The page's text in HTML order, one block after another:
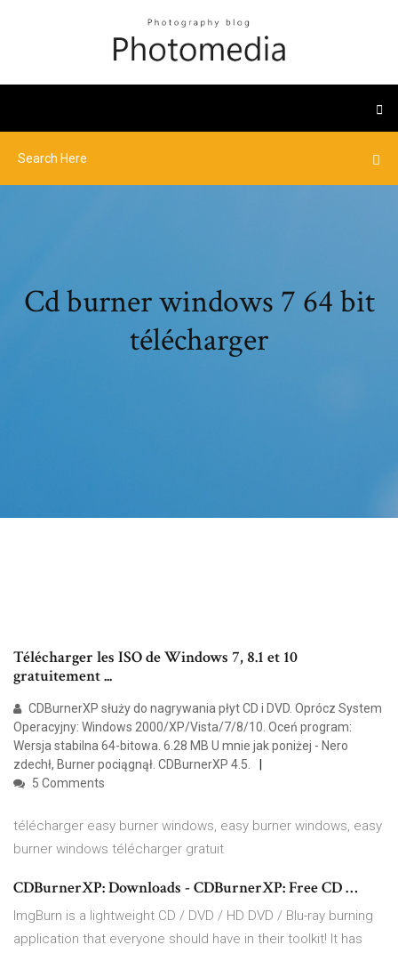
Cd burner windows 7 64 bit
télécharger
Télécharger les ISO de Windows 7, 8.1 et 10
gratuitement ...
CDBurnerXP służy do nagrywania płyt CD i DVD. Oprócz System
Operacyjny: Windows 2000/XP/Vista/7/8/10. Oceń program:
Wersja stabilna 64-bitowa. 6.28 MB U mnie jak poniżej - Nero
zdechł, Burner pociągnął. CDBurnerXP 4.5.
5 Comments
télécharger easy burner windows, easy burner windows, easy
burner windows télécharger gratuit
CDBurnerXP: Downloads - CDBurnerXP: Free CD …
ImgBurn is a lightweight CD / DVD / HD DVD / Blu-ray burning
application that everyone should have in their toolkit! It has